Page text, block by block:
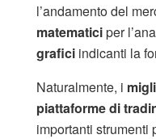
l’andamento del
matematiciper
grafici indicanti la
Naturalmente, i
piattaforme di
importanti strumenti